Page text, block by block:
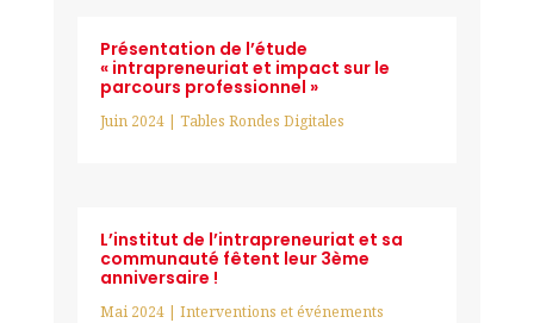
Présentation de l’étude
« intrapreneuriat et impact sur le
parcours professionnel »
Juin 2024| Tables Rondes Digitales
L’institut de l’intrapreneuriat et sa
communauté fêtent leur 3ème
anniversaire !
Mai 2024| Interventions et événements